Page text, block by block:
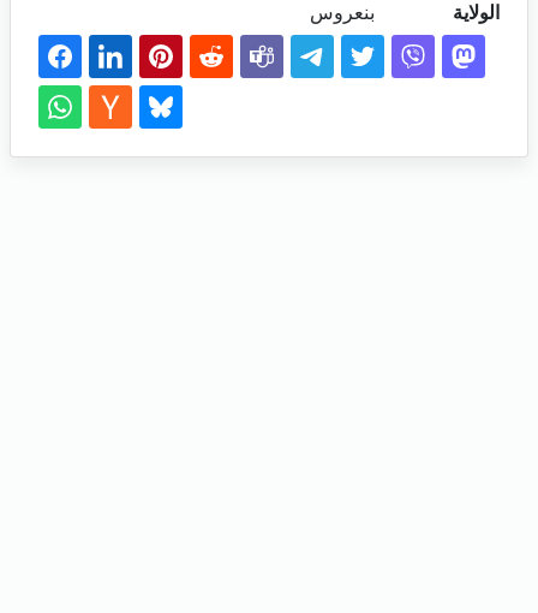
الولاية
بنعروس